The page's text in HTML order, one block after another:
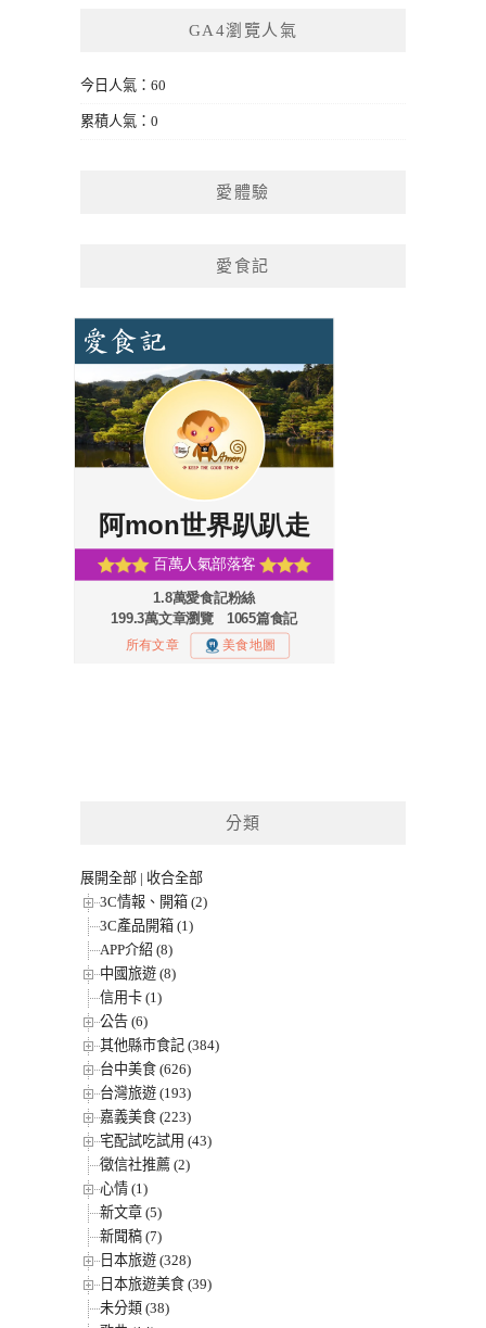
GA4瀏覽人氣
今日人氣：60
累積人氣：0
愛體驗
愛食記
分類
展開全部 | 收合全部
3C情報、開箱 (2)
3C產品開箱 (1)
APP介紹 (8)
中國旅遊 (8)
信用卡 (1)
公告 (6)
其他縣市食記 (384)
台中美食 (626)
台灣旅遊 (193)
嘉義美食 (223)
宅配試吃試用 (43)
徵信社推薦 (2)
心情 (1)
新文章 (5)
新聞稿 (7)
日本旅遊 (328)
日本旅遊美食 (39)
未分類 (38)